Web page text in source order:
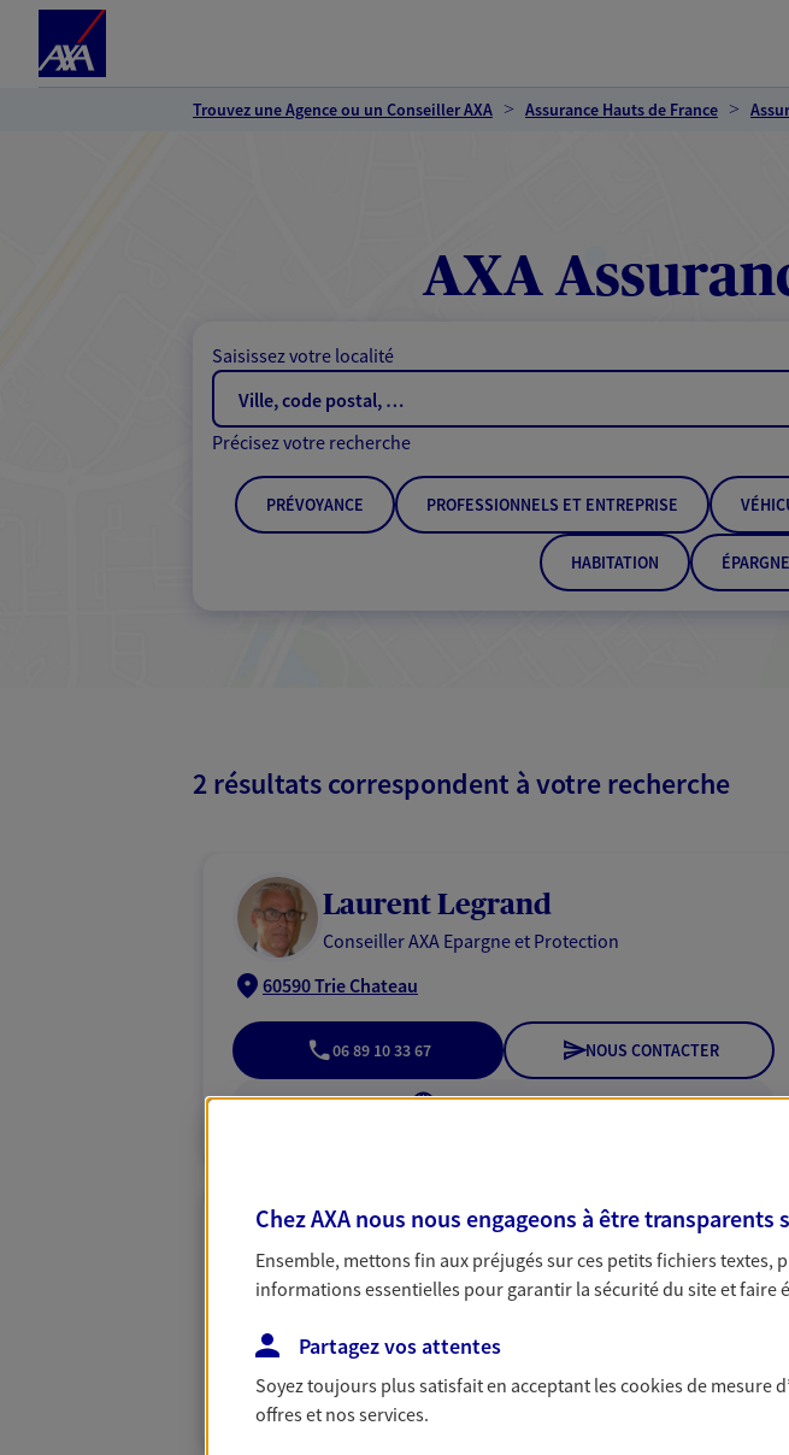
Trouvez une Agence ou un Conseiller AXA Assurance Hauts de France
AXA
Saisissez votre localité
Précisez votre recherche
PRÉVOYANCE PROFESSIONNELS ET ENTREPRISE
HABITATION ÉPARGNE
2 résultats correspondent à votre recherche
Laurent Legrand
Conseiller AXA Epargne et Protection
60590 Trie Chateau
06 89 10 33 67 NOUS CONTACTER
VOIR NOTRE SITE WEB
Conseiller AXA Epargne et Protection
NOUS CONTACTER VOIR NOTRE SITE WEB
Chez AXA nous nous engageons à être transparents
Ensemble, mettons fin aux préjugés sur ces petits fichiers textes,
informations essentielles pour garantir la sécurité du site et faire
Partagez vos attentes
Soyez toujours plus satisfait en acceptant lescookiesde mesure
offres et nos services.